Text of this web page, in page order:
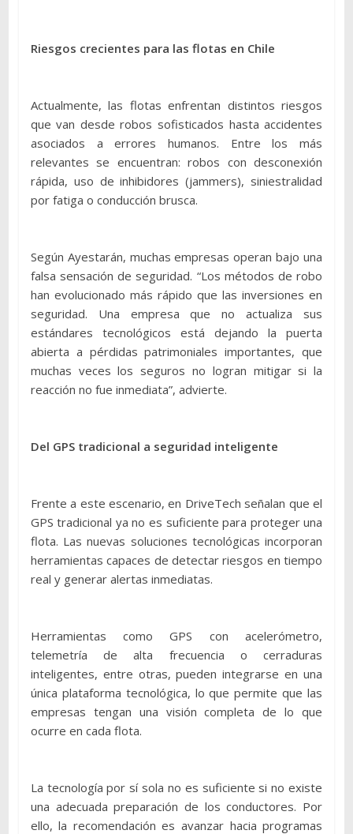
Riesgos crecientes para las flotas en Chile
Actualmente, las flotas enfrentan distintos riesgos
que van desde robos sofisticados hasta accidentes
asociados a errores humanos. Entre los más
relevantes se encuentran: robos con desconexión
rápida, uso de inhibidores (jammers), siniestralidad
por fatiga o conducción brusca.
Según Ayestarán, muchas empresas operan bajo una
falsa sensación de seguridad. “Los métodos de robo
han evolucionado más rápido que las inversiones en
seguridad. Una empresa que no actualiza sus
estándares tecnológicos está dejando la puerta
abierta a pérdidas patrimoniales importantes, que
muchas veces los seguros no logran mitigar si la
reacción no fue inmediata”, advierte.
Del GPS tradicional a seguridad inteligente
Frente a este escenario, en DriveTech señalan que el
GPS tradicional ya no es suficiente para proteger una
flota. Las nuevas soluciones tecnológicas incorporan
herramientas capaces de detectar riesgos en tiempo
real y generar alertas inmediatas.
Herramientas como GPS con acelerómetro,
telemetría de alta frecuencia o cerraduras
inteligentes, entre otras, pueden integrarse en una
única plataforma tecnológica, lo que permite que las
empresas tengan una visión completa de lo que
ocurre en cada flota.
La tecnología por sí sola no es suficiente si no existe
una adecuada preparación de los conductores. Por
ello, la recomendación es avanzar hacia programas